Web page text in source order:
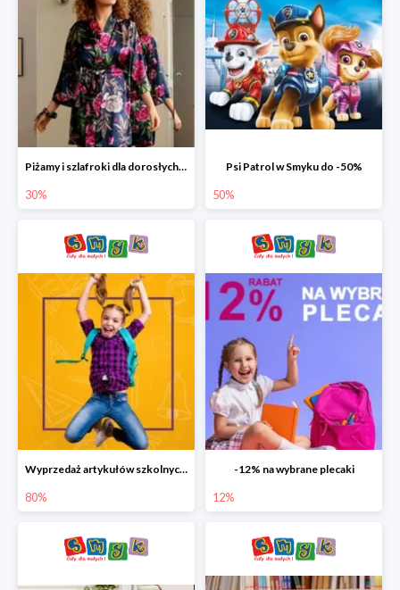
Piżamy i szlafroki dla dorosłych w Smyku do -30%
30%
Psi Patrol w Smyku do -50%
50%
Wyprzedaż artykułów szkolnych w Smyku do -80%
80%
-12% na wybrane plecaki
12%